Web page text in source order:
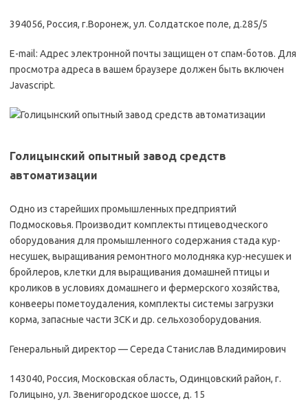
394056, Россия, г.Воронеж, ул. Солдатское поле, д.285/5
E-mail: Адрес электронной почты защищен от спам-ботов. Для
просмотра адреса в вашем браузере должен быть включен
Javascript.
Голицынский опытный завод средств
автоматизации
Одно из старейших промышленных предприятий
Подмосковья. Производит комплекты птицеводческого
оборудования для промышленного содержания стада кур-
несушек, выращивания ремонтного молодняка кур-несушек и
бройлеров, клетки для выращивания домашней птицы и
кроликов в условиях домашнего и фермерского хозяйства,
конвееры пометоудаления, комплекты системы загрузки
корма, запасные части ЗСК и др. сельхозоборудования.
Генеральный директор — Середа Станислав Владимирович
143040, Россия, Московская область, Одинцовский район, г.
Голицыно, ул. Звенигородское шоссе, д. 15